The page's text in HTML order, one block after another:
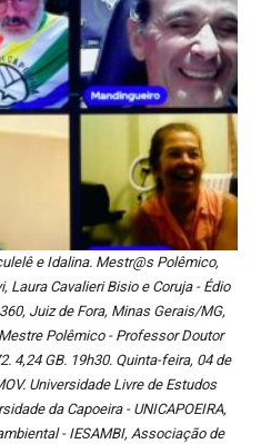
e Idalina. Mestr@s Polêmico,
Laura Cavalieri Bisio e Coruja - Édio
Juiz de Fora, Minas Gerais/MG,
Polêmico - Professor Doutor
4,24 GB. 19h30. Quinta-feira, 04 de
Universidade Livre de Estudos
da Capoeira - UNICAPOEIRA,
- IESAMBI, Associação de